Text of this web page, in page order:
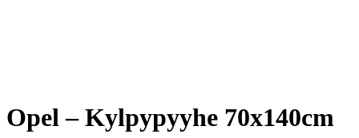
Opel – Kylpypyyhe 70x140cm